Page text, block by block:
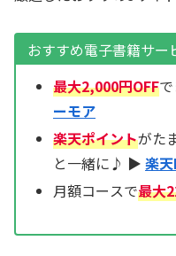
おすすめ電子書籍サー
最大2,000円OFF
ーモア
楽天ポイントがた
と一緒に♪ ▶ 楽
月額コースで最大